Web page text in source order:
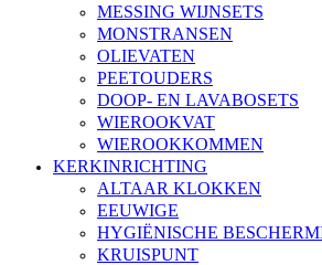
MESSING WIJNSETS
MONSTRANSEN
OLIEVATEN
PEETOUDERS
DOOP- EN LAVABOSETS
WIEROOKVAT
WIEROOKKOMMEN
KERKINRICHTING
ALTAAR KLOKKEN
EEUWIGE
HYGIËNISCHE
KRUISPUNT